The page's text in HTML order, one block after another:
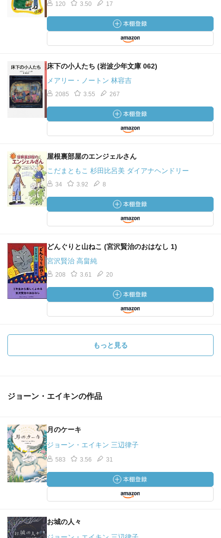
120 3.50 17
床下の小人たち (岩波少年文庫 062)
メアリー・ノートン 林容吉
2085 3.55 267
屋根裏部屋のエンジェルさん
こだまともこ 杉田比呂美 ダイアナヘンドリー
34 3.92 8
どんぐりと山ねこ (宮沢賢治のおはなし 1)
宮沢賢治 高畠純
208 3.61 20
もっと見る
ジョーン・エイキンの作品
月のケーキ
ジョーン・エイキン 三辺律子
583 3.56 31
お城の人々